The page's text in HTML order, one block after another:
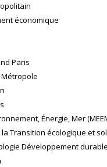
économique
Paris
Énergie, Mer
Transition écologique et
Développement durable